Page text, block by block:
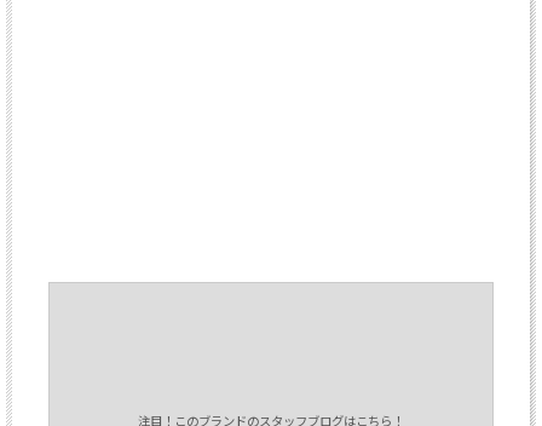
注目！このブランドのスタッフブログはこちら！